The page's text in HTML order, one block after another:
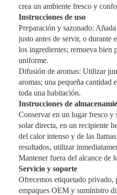
crea un ambiente fresco y
Instrucciones de uso
Preparación y sazonado:
justo antes de servir, o durante
los ingredientes; remueva bien
uniforme.
Difusión de aromas: Utilizar
aromas; una pequeña cantidad
toda una habitación.
Instrucciones de
Conservar en un lugar fresco y
solar directa, en un recipiente
del calor intenso y de las
resultados, utilizar
Mantener fuera del alcance de
Servicio y soporte
Ofrecemos etiquetado privado,
empaques OEM y suministro